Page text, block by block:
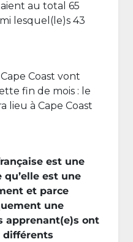
au total 65
lesquel(le)s 43
Coast vont
fin de mois : le
lieu à Cape Coast
est une
est une
et parce
une
apprenant(e)s ont
différents